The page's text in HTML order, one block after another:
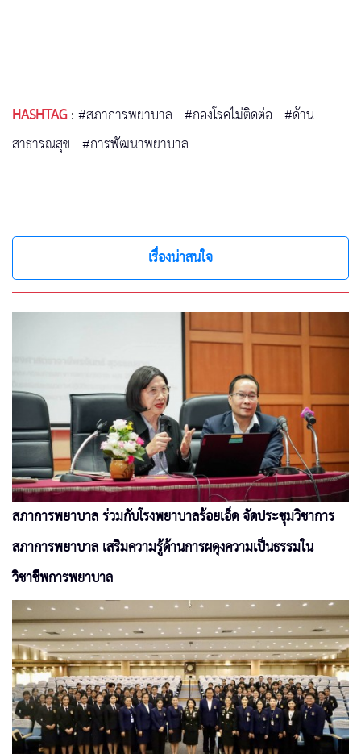
HASHTAG:#สภาการพยาบาล #กองโรคไม่ติดต่อ #ด้าน
สาธารณสุข #การพัฒนาพยาบาล
เรื่องน่าสนใจ
สภาการพยาบาล ร่วมกับโรงพยาบาลร้อยเอ็ด จัดประชุมวิชาการ
สภาการพยาบาล เสริมความรู้ด้านการผดุงความเป็นธรรมใน
วิชาชีพการพยาบาล